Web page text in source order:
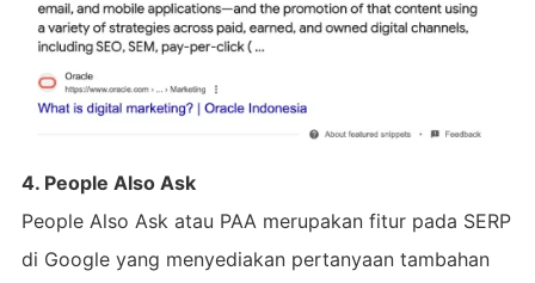
4. People Also Ask
People Also Ask atau PAA merupakan fitur pada SERP
di Google yang menyediakan pertanyaan tambahan